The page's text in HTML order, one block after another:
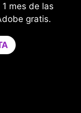
Mejora tu